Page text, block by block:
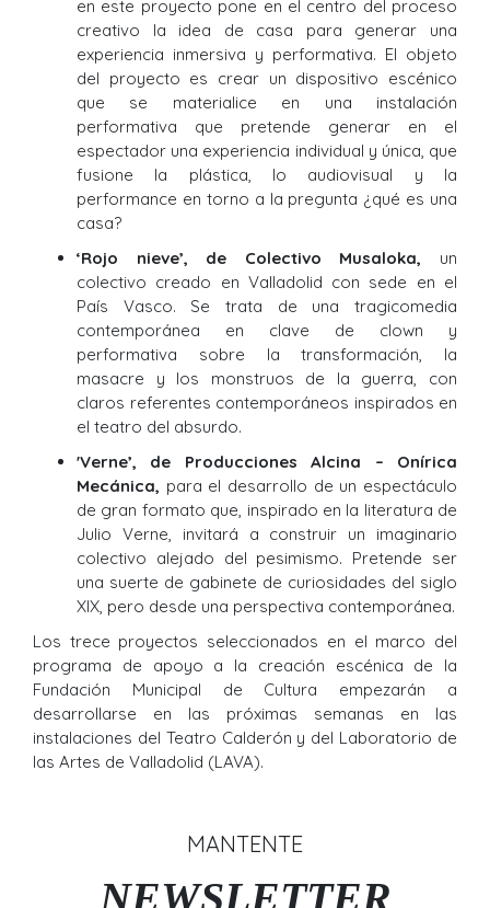
en este proyecto pone en el centro del proceso
creativo la idea de casa para generar una
experiencia inmersiva y performativa. El objeto
del proyecto es crear un dispositivo escénico
que se materialice en una instalación
performativa que pretende generar en el
espectador una experiencia individual y única, que
fusione la plástica, lo audiovisual y la
performance en torno a la pregunta ¿qué es una
casa?
‘Rojo nieve’, de Colectivo Musaloka, un
colectivo creado en Valladolid con sede en el
País Vasco. Se trata de una tragicomedia
contemporánea en clave de clown y
performativa sobre la transformación, la
masacre y los monstruos de la guerra, con
claros referentes contemporáneos inspirados en
el teatro del absurdo.
'Verne’, de Producciones Alcina – Onírica
Mecánica, para el desarrollo de un espectáculo
de gran formato que, inspirado en la literatura de
Julio Verne, invitará a construir un imaginario
colectivo alejado del pesimismo. Pretende ser
una suerte de gabinete de curiosidades del siglo
XIX, pero desde una perspectiva contemporánea.
Los trece proyectos seleccionados en el marco del
programa de apoyo a la creación escénica de la
Fundación Municipal de Cultura empezarán a
desarrollarse en las próximas semanas en las
instalaciones del Teatro Calderón y del Laboratorio de
las Artes de Valladolid (LAVA).
MANTENTE
NEWSLETTER